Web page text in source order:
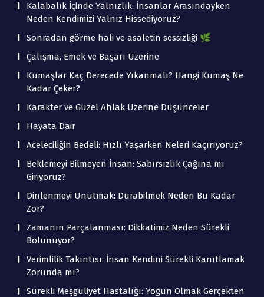
Kalabalık İçinde Yalnızlık: İnsanlar Arasındayken
Neden Kendimizi Yalnız Hissediyoruz?
Sonradan görme hali ve asaletin sessizliği 🌿
Çalışma, Emek ve Başarı Üzerine
Kumaşlar Kaç Derecede Yıkanmalı? Hangi Kumaş Ne
Kadar Çeker?
Karakter ve Güzel Ahlak Üzerine Düşünceler
Hayata Dair
Aceleciliğin Bedeli: Hızlı Yaşarken Neleri Kaçırıyoruz?
Beklemeyi Bilmeyen İnsan: Sabırsızlık Çağına mı
Giriyoruz?
Dinlenmeyi Unutmak: Durabilmek Neden Bu Kadar
Zor?
Zamanın Parçalanması: Dikkatimiz Neden Sürekli
Bölünüyor?
Verimlilik Takıntısı: İnsan Kendini Sürekli Kanıtlamak
Zorunda mı?
Sürekli Meşguliyet Hastalığı: Yoğun Olmak Gerçekten